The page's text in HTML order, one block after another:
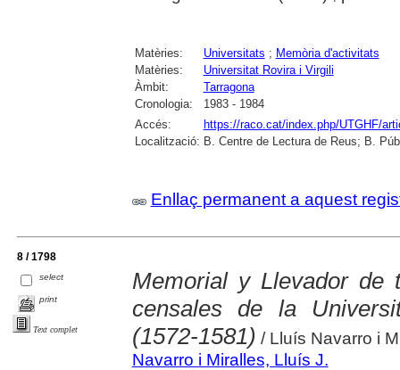
Matèries: Universitats ; Memòria d'activitats
Matèries:
Universitat Rovira i Virgili
Àmbit:
Tarragona
Cronologia:
1983 - 1984
Accés:
https://raco.cat/index.php/UTGHF/
Localització: B. Centre de Lectura de Reus; B.
Enllaç permanent a aquest
8 / 1798
select
print
Text complet
Memorial y Llevador
censales de la
(1572-1581) / Lluís Navarro i
Navarro i Miralles, Lluís J.